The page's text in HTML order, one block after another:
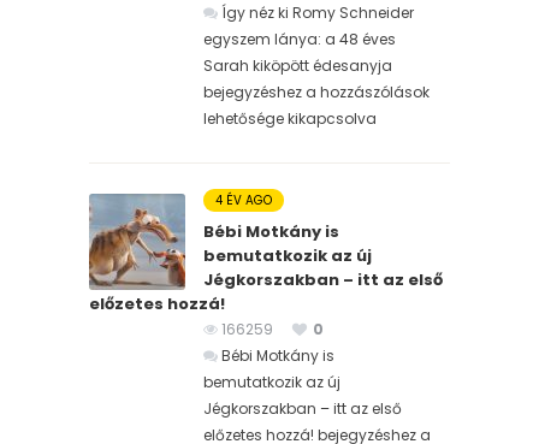
Így néz ki Romy Schneider
egyszem lánya: a 48 éves
Sarah kiköpött édesanyja
bejegyzéshez a hozzászólások
lehetősége kikapcsolva
4 ÉV AGO
Bébi Motkány is
bemutatkozik az új
Jégkorszakban – itt az első
előzetes hozzá!
166259
0
Bébi Motkány is
bemutatkozik az új
Jégkorszakban – itt az első
előzetes hozzá! bejegyzéshez a